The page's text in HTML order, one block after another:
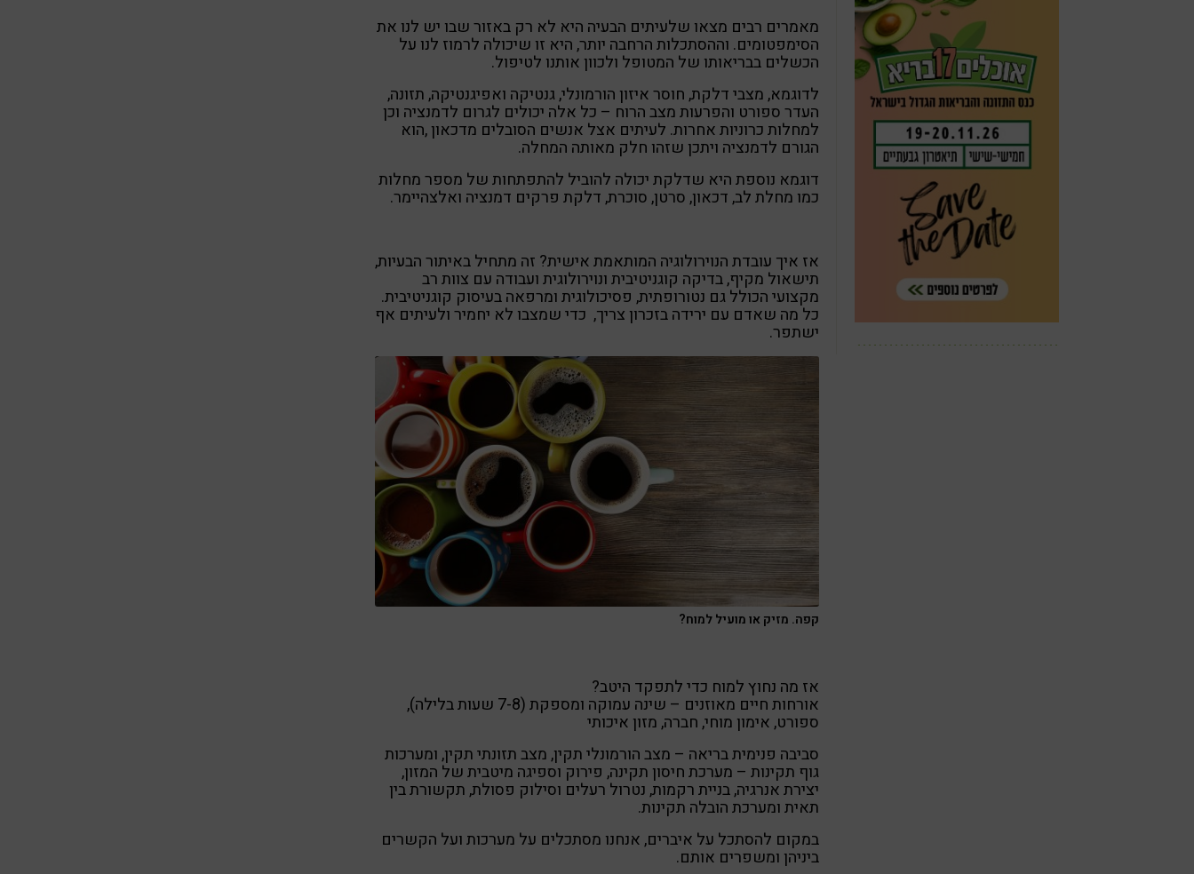
מאמרים רבים מצאו שלעיתים הבעיה היא לא רק באזור שבו יש לנו את
הסימפטומים. וההסתכלות הרחבה יותר, היא זו שיכולה לרמוז לנו על
הכשלים בבריאותו של המטופל ולכוון אותנו לטיפול.
לדוגמא, מצבי דלקת, חוסר איזון הורמונלי, גנטיקה ואפיגנטיקה, תזונה,
העדר ספורט והפרעות מצב הרוח – כל אלה יכולים לגרום לדמנציה וכן
למחלות כרוניות אחרות. לעיתים אצל אנשים הסובלים מדכאון ,הוא
הגורם לדמנציה ויתכן שזהו חלק מאותה המחלה.
דוגמא נוספת היא שדלקת יכולה להוביל להתפתחות של מספר מחלות
כמו מחלת לב, דכאון, סרטן, סוכרת, דלקת פרקים דמנציה ואלצהיימר.
אז איך עובדת הנוירולוגיה המותאמת אישית? זה מתחיל באיתור הבעיות,
תישאול מקיף, בדיקה קוגניטיבית ונוירולוגית ועבודה עם צוות רב
מקצועי הכולל גם נטורופתית, פסיכולוגית ומרפאה בעיסוק קוגניטיבית.
כל מה שאדם עם ירידה בזכרון צריך, כדי שמצבו לא יחמיר ולעיתים אף
ישתפר.
קפה. מזיק או מועיל למוח?
אז מה נחוץ למוח כדי לתפקד היטב?
אורחות חיים מאוזנים – שינה עמוקה ומספקת (7-8 שעות בלילה),
ספורט, אימון מוחי, חברה, מזון איכותי
סביבה פנימית בריאה – מצב הורמונלי תקין, מצב תזונתי תקין, ומערכות
גוף תקינות – מערכת חיסון תקינה, פירוק וספיגה מיטבית של המזון,
יצירת אנרגיה, בניית רקמות, נטרול רעלים וסילוק פסולת, תקשורת בין
תאית ומערכת הובלה תקינות.
במקום להסתכל על איברים, אנחנו מסתכלים על מערכות ועל הקשרים
ביניהן ומשפרים אותם.